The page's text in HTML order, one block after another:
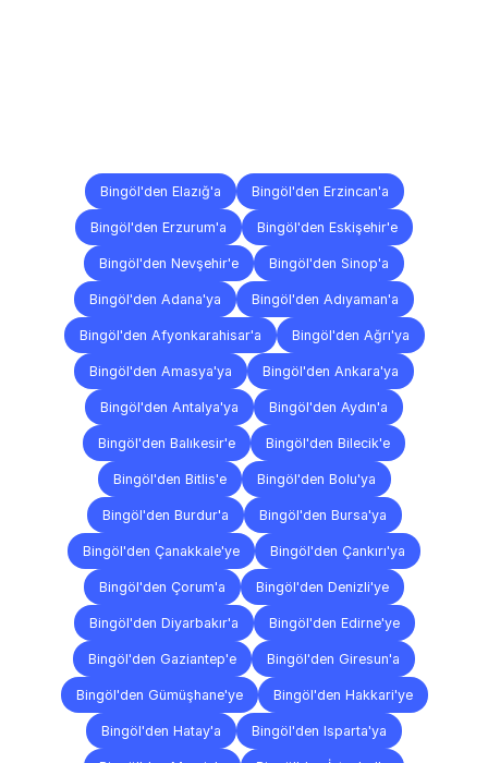
Bingöl'den Elazığ'a Bingöl'den Erzincan'a
Bingöl'den Erzurum'a Bingöl'den Eskişehir'e
Bingöl'den Nevşehir'e Bingöl'den Sinop'a
Bingöl'den Adana'ya Bingöl'den Adıyaman'a
Bingöl'den Afyonkarahisar'a Bingöl'den Ağrı'ya
Bingöl'den Amasya'ya Bingöl'den Ankara'ya
Bingöl'den Antalya'ya Bingöl'den Aydın'a
Bingöl'den Balıkesir'e Bingöl'den Bilecik'e
Bingöl'den Bitlis'e Bingöl'den Bolu'ya
Bingöl'den Burdur'a Bingöl'den Bursa'ya
Bingöl'den Çanakkale'ye Bingöl'den Çankırı'ya
Bingöl'den Çorum'a Bingöl'den Denizli'ye
Bingöl'den Diyarbakır'a Bingöl'den Edirne'ye
Bingöl'den Gaziantep'e Bingöl'den Giresun'a
Bingöl'den Gümüşhane'ye Bingöl'den Hakkari'ye
Bingöl'den Hatay'a Bingöl'den Isparta'ya